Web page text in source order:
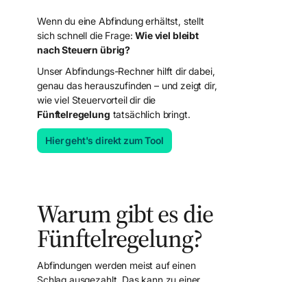
Wenn du eine Abfindung erhältst, stellt
sich schnell die Frage:Wie viel bleibt
nach Steuern übrig?
Unser Abfindungs-Rechner hilft dir dabei,
genau das herauszufinden – und zeigt dir,
wie viel Steuervorteil dir die
Fünftelregelung tatsächlich bringt.
Hier geht's direkt zum Tool
Mandant werden
Warum gibt es die
Fünftelregelung?
Abfindungen werden meist auf einen
Schlag ausgezahlt. Das kann zu einer